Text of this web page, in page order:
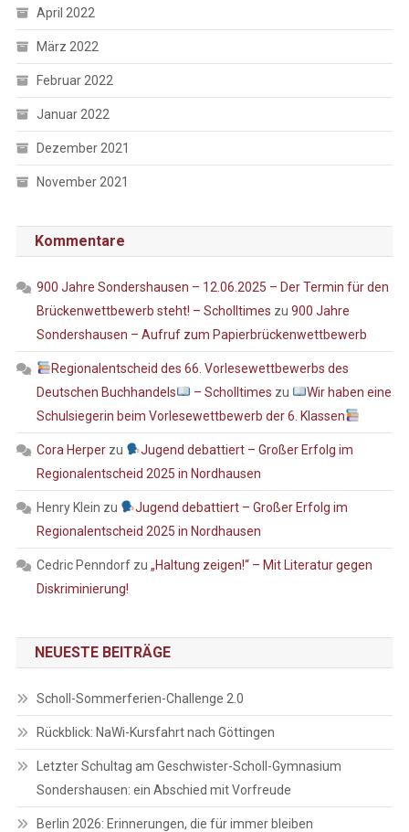
April 2022
März 2022
Februar 2022
Januar 2022
Dezember 2021
November 2021
Kommentare
900 Jahre Sondershausen – 12.06.2025 – Der Termin für den
Brückenwettbewerb steht! – Scholltimes zu 900 Jahre
Sondershausen – Aufruf zum Papierbrückenwettbewerb
Regionalentscheid des 66. Vorlesewettbewerbs des
Deutschen Buchhandels
– Scholltimes zu
Wir haben eine
Schulsiegerin beim Vorlesewettbewerb der 6. Klassen
Cora Herperzu
Jugend debattiert – Großer Erfolg im
Regionalentscheid 2025 in Nordhausen
Henry Klein zu
Jugend debattiert – Großer Erfolg im
Regionalentscheid 2025 in Nordhausen
Cedric Penndorfzu „Haltung zeigen!“ – Mit Literatur gegen
Diskriminierung!
NEUESTE BEITRÄGE
Scholl-Sommerferien-Challenge 2.0
Rückblick: NaWi-Kursfahrt nach Göttingen
Letzter Schultag am Geschwister-Scholl-Gymnasium
Sondershausen: ein Abschied mit Vorfreude
Berlin 2026: Erinnerungen, die für immer bleiben